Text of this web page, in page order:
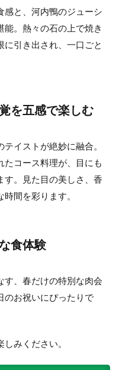
感と、河内鴨のジューシ
。熱々の石の上で焼き
に引き出され、一口ごと
を五感で楽しむ
イストが絶妙に融合。
たコース料理が、目にも
す。見た目の美しさ、香
間を彩ります。
食体験
す、春だけの特別な肉会
のお祝いにぴったりで
みください。